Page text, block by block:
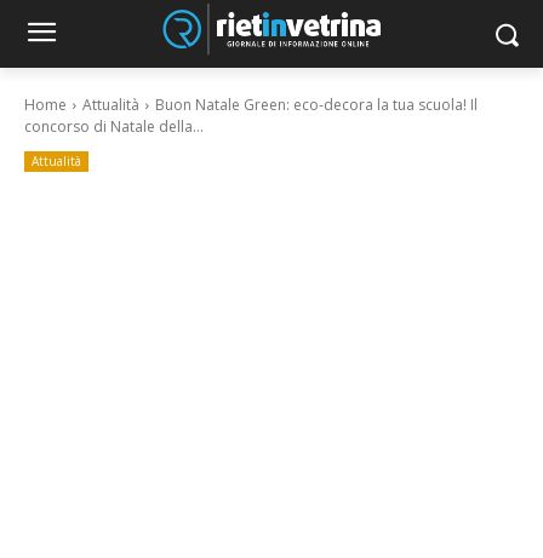
Home Attualità
Buon Natale Green: eco-decora la tua scuola! Il
concorso di Natale della...
Attualità